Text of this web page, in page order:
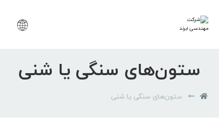
ستون‌های سنگی یا شنی
ستون‌های سنگی یا شنی